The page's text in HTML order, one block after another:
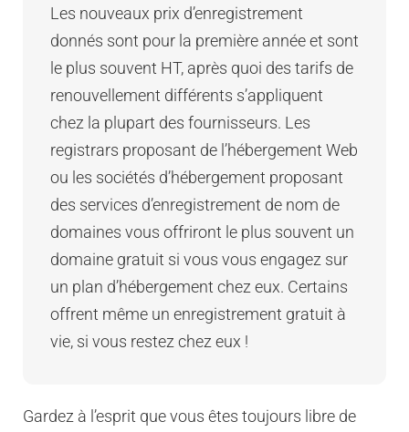
Les nouveaux prix d’enregistrement
donnés sont pour la première année et sont
le plus souvent HT, après quoi des tarifs de
renouvellement différents s’appliquent
chez la plupart des fournisseurs. Les
registrars proposant de l’hébergement Web
ou les sociétés d’hébergement proposant
des services d’enregistrement de nom de
domaines vous offriront le plus souvent un
domaine gratuit si vous vous engagez sur
un plan d’hébergement chez eux. Certains
offrent même un enregistrement gratuit à
vie, si vous restez chez eux !
Gardez à l’esprit que vous êtes toujours libre de